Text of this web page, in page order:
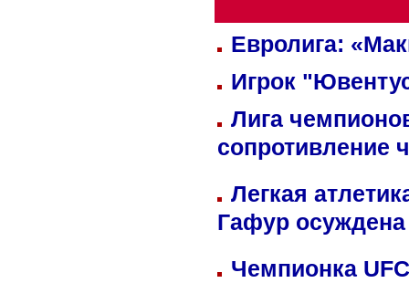
Евролига:
Игрок
Лига
сопротивление
Легкая
Гафур осуждена
Чемпионка